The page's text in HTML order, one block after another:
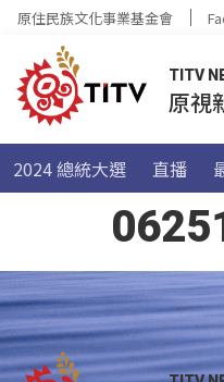
原住民族文化事業基金會
TITV
原視
2024 總統大選 直播